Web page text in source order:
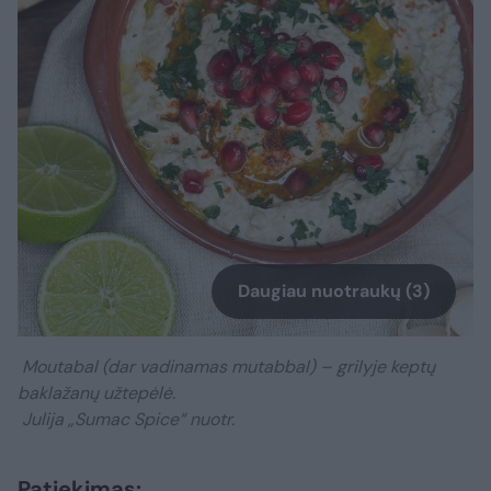
Daugiau nuotraukų (3)
Moutabal (dar vadinamas mutabbal) – grilyje keptų
baklažanų užtepėlė.
Julija „Sumac Spice“ nuotr.